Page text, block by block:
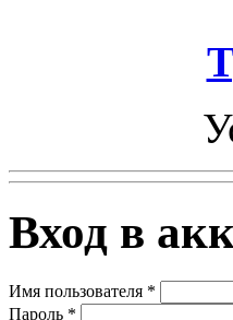
Вход в
Имя пользователя *
Пароль *